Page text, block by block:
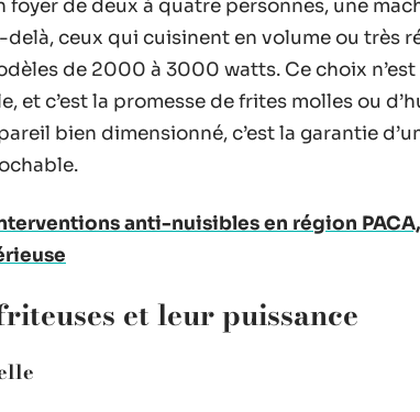
de deux à quatre personnes, une
ceux qui cuisinent en volume ou très
de 2000 à 3000 watts. Ce choix
et c’est la promesse de frites molles ou
bien dimensionné, c’est la garantie
anti-nuisibles en région
et leur puissance